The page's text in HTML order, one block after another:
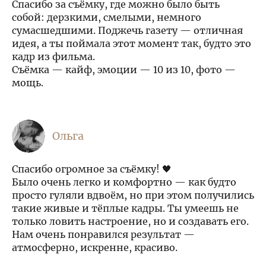
Спасибо за съёмку, где можно было быть
собой: дерзкими, смелыми, немного
сумасшедшими. Поджечь газету — отличная
идея, а ты поймала этот момент так, будто это
кадр из фильма.
Съёмка — кайф, эмоции — 10 из 10, фото —
мощь.
Ольга
Спасибо огромное за съёмку! 🖤
Было очень легко и комфортно — как будто
просто гуляли вдвоём, но при этом получились
такие живые и тёплые кадры. Ты умеешь не
только ловить настроение, но и создавать его.
Нам очень понравился результат —
атмосферно, искренне, красиво.